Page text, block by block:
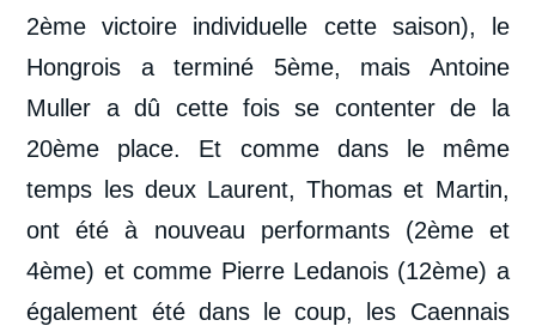
2ème victoire individuelle cette saison), le
Hongrois a terminé 5ème, mais Antoine
Muller a dû cette fois se contenter de la
20ème place. Et comme dans le même
temps les deux Laurent, Thomas et Martin,
ont été à nouveau performants (2èmeet
4ème) et comme Pierre Ledanois (12ème) a
également été dans le coup, les Caennais